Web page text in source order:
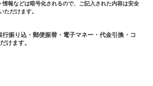
報などは暗号化されるので、ご記入された内容は安全
ただけます。
振り込・郵便振替・電子マネー・代金引換・コ
けます。